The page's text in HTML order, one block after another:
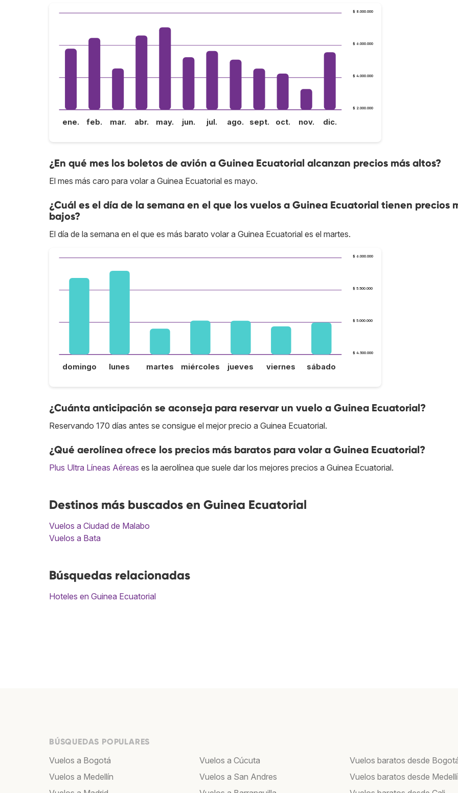
$ 2.000.000
$ 4.000.000
$ 6.000.000
$ 8.000.000
ene. feb. mar. abr. may. jun. jul. ago. sept. oct. nov. dic.
¿En qué mes los boletos de avión a Guinea Ecuatorial alcanzan precios más altos?
El mes más caro para volar a Guinea Ecuatorial es mayo.
¿Cuál es el día de la semana en el que los vuelos a Guinea Ecuatorial tienen precios
bajos?
El día de la semana en el que es más barato volar a Guinea Ecuatorial es el martes.
$ 4.500.000
$ 5.000.000
$ 5.500.000
$ 6.000.000
domingo lunes martes miércoles jueves viernes sábado
¿Cuánta anticipación se aconseja para reservar un vuelo a Guinea Ecuatorial?
Reservando 170 días antes se consigue el mejor precio a Guinea Ecuatorial.
¿Qué aerolínea ofrece los precios más baratos para volar a Guinea Ecuatorial?
Plus Ultra Líneas Aéreas es la aerolínea que suele dar los mejores precios a Guinea Ecuatorial.
Destinos más buscados en Guinea Ecuatorial
Vuelos a Ciudad de Malabo
Vuelos a Bata
Búsquedas relacionadas
Hoteles en Guinea Ecuatorial
BÚSQUEDAS POPULARES
Vuelos a Bogotá
Vuelos a Medellín
Vuelos a Cúcuta
Vuelos a San Andres
Vuelos baratos desde
Vuelos baratos desde